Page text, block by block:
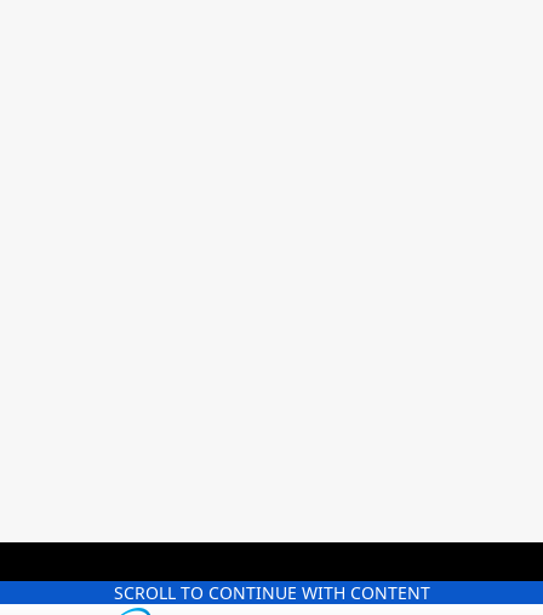
SCROLL TO CONTINUE WITH CONTENT